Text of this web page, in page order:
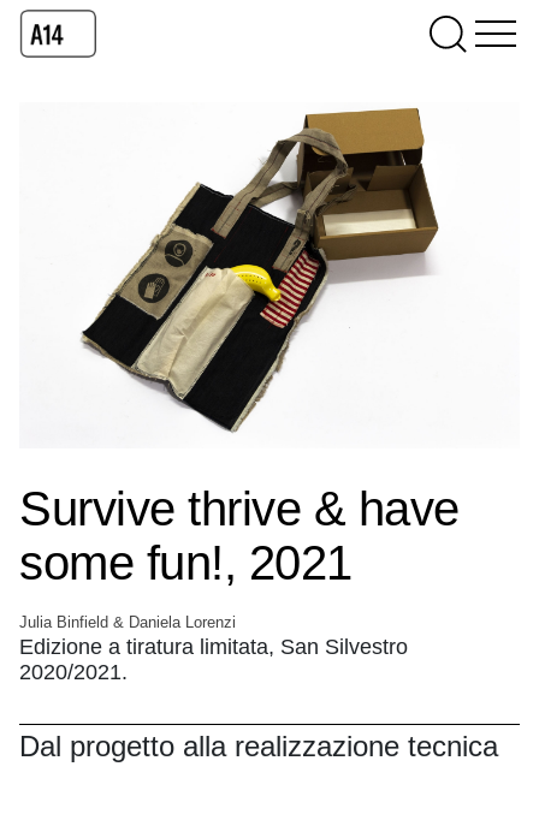
Survive thrive & have
some fun!, 2021
Julia Binfield & Daniela Lorenzi
Edizione a tiratura limitata, San Silvestro
2020/2021.
Dal progetto alla realizzazione tecnica